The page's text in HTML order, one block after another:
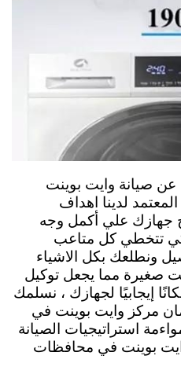
عن صيانة وايت بوينت
لدينا اهداف
جهازك علي أكمل وجه
تتخطي كل متاعب
ونطلعك بكل الاشياء
صغيرة مما يجعل توكيل
إيجابيًا لجهازك ، نسلمك
مركز وايت بوينت في
استراتيجيات الصيانة
بوينت في محافظات